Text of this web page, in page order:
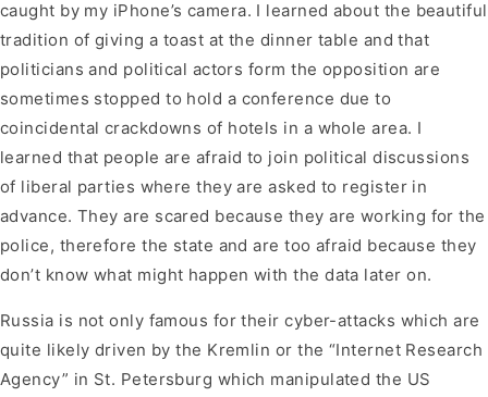
caught by my iPhone’s camera. I learned about the beautiful
tradition of giving a toast at the dinner table and that
politicians and political actors form the opposition are
sometimes stopped to hold a conference due to
coincidental crackdowns of hotels in a whole area. I
learned that people are afraid to join political discussions
of liberal parties where they are asked to register in
advance. They are scared because they are working for the
police, therefore the state and are too afraid because they
don’t know what might happen with the data later on.
Russia is not only famous for their cyber-attacks which are
quite likely driven by the Kremlin or the “Internet Research
Agency” in St. Petersburg which manipulated the US